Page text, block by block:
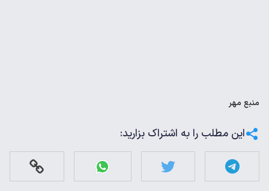
منبع مهر
این مطلب را به اشتراک بزارید: